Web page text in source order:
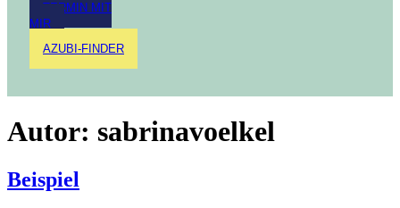
TERMIN MIT
MIR
AZUBI-FINDER
Autor: sabrinavoelkel
Beispiel